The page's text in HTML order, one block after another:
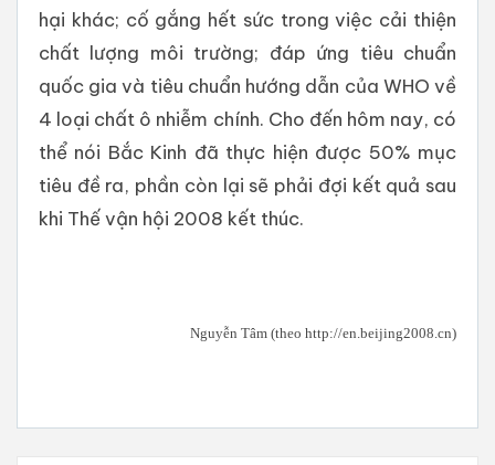
hại khác; cố gắng hết sức trong việc cải thiện
chất lượng môi trường; đáp ứng tiêu chuẩn
quốc gia và tiêu chuẩn hướng dẫn của WHO về
4 loại chất ô nhiễm chính. Cho đến hôm nay, có
thể nói Bắc Kinh đã thực hiện được 50% mục
tiêu đề ra, phần còn lại sẽ phải đợi kết quả sau
khi Thế vận hội 2008 kết thúc.
Nguyễn Tâm (theo http://en.beijing2008.cn)